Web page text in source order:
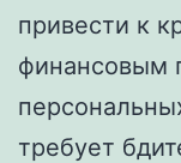
привести к
финансовым
требует